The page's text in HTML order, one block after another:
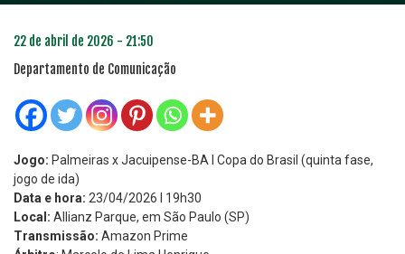
22 de abril de 2026 - 21:50
Departamento de Comunicação
Jogo: Palmeiras x Jacuipense-BA l Copa do Brasil (quinta fase,
jogo de ida)
Data e hora: 23/04/2026 l 19h30
Local: Allianz Parque, em São Paulo (SP)
Transmissão: Amazon Prime